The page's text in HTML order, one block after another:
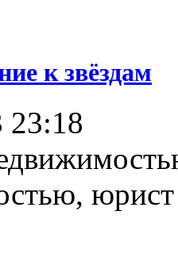
к звёздам
23:18